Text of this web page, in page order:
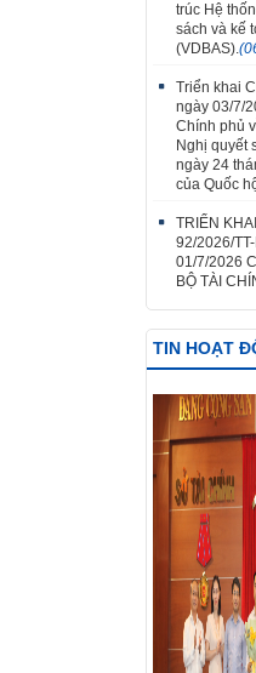
trúc Hệ
sách và kế
(VDBAS).
Triển khai
ngày 03/7/
Chính phủ
Nghị quyết
ngày 24
của Quốc
TRIỂN
92/2026/
01/7/2026
BỘ TÀI
TIN HOẠT